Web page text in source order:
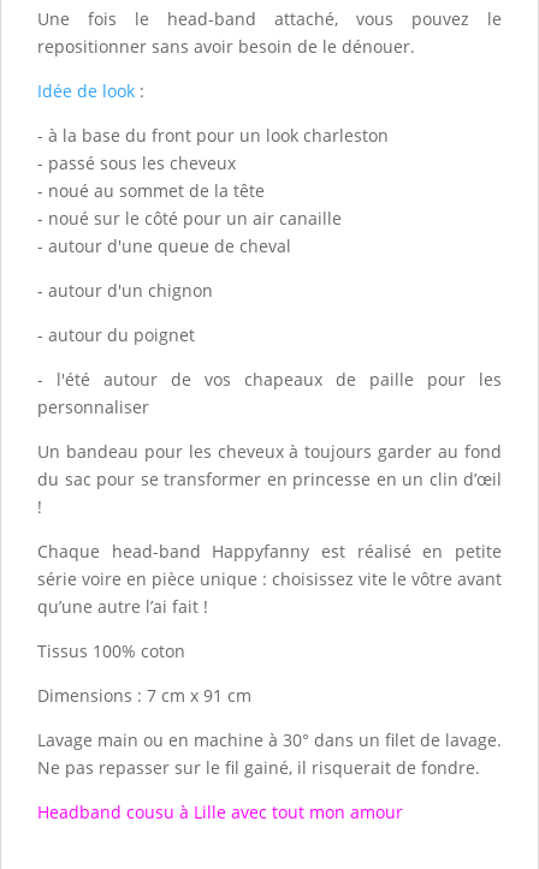
Une fois le head-band attaché, vous pouvez le
repositionner sans avoir besoin de le dénouer.
Idée de look :
- à la base du front pour un look charleston
- passé sous les cheveux
- noué au sommet de la tête
- noué sur le côté pour un air canaille
- autour d'une queue de cheval
- autour d'un chignon
- autour du poignet
- l'été autour de vos chapeaux de paille pour les
personnaliser
Un bandeau pour les cheveux à toujours garder au fond
du sac pour se transformer en princesse en un clin d’œil
!
Chaque head-band Happyfanny est réalisé en petite
série voire en pièce unique : choisissez vite le vôtre avant
qu’une autre l’ai fait !
Tissus 100% coton
Dimensions : 7 cm x 91 cm
Lavage main ou en machine à 30° dans un filet de lavage.
Ne pas repasser sur le fil gainé, il risquerait de fondre.
Headband cousu à Lille avec tout mon amour